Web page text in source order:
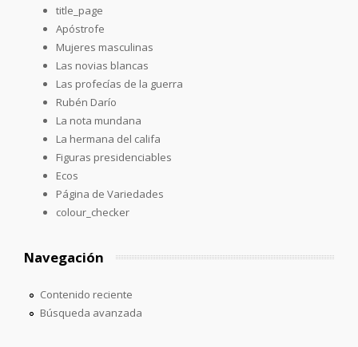
title_page
Apóstrofe
Mujeres masculinas
Las novias blancas
Las profecías de la guerra
Rubén Darío
La nota mundana
La hermana del califa
Figuras presidenciables
Ecos
Página de Variedades
colour_checker
Navegación
Contenido reciente
Búsqueda avanzada